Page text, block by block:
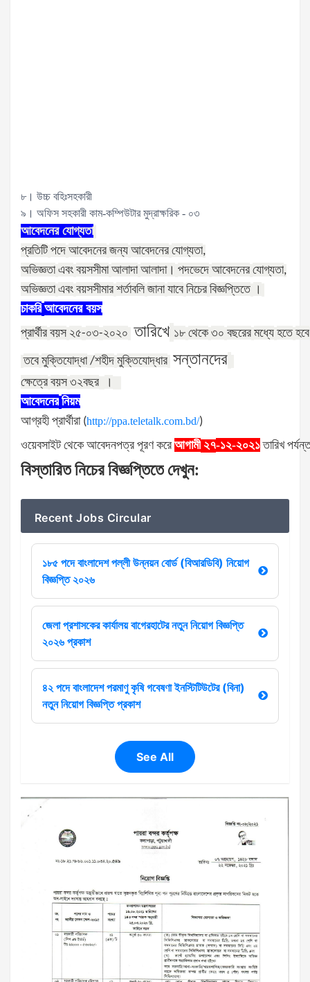
৮। উচ্চ বহিঃসহকারী
৯। অফিস সহকারী কাম-কম্পিউটার মুদ্রাক্ষরিক - ০৩
আবেদনের যোগ্যতা
প্রতিটি পদে আবেদনের জন্য আবেদনের যোগ্যতা,
অভিজ্ঞতা এবং বয়সসীমা আলাদা আলাদা। পদভেদে আবেদনের যোগ্যতা,
অভিজ্ঞতা এবং বয়সসীমার শর্তাবলি জানা যাবে নিচের বিজ্ঞপ্তিতে ।
চাকরি আবেদনের বয়স
প্রার্থীর বয়স ২৫-০৩-২০২০ তারিখে ১৮ থেকে ৩০ বছরের মধ্যে হতে হবে
তবে মুক্তিযোদ্ধা /শহীদ মুক্তিযোদ্ধার সন্তানদের
ক্ষেত্রে বয়স ৩২বছর
।
আবেদনের নিয়ম
আগ্রহী প্রার্থীরা(http://ppa.teletalk.com.bd/)
ওয়েবসাইট থেকে আবেদনপত্র পূরণ করে আগামী ২৭-১২-২০২১ তারিখ
বিস্তারিতনিচেরবিজ্ঞপ্তিতে দেখুন:
Recent Jobs Circular
১৮৫ পদে বাংলাদেশ পল্লী উন্নয়ন বোর্ড (বিআরডিবি) নিয়োগ
বিজ্ঞপ্তি ২০২৬
জেলা প্রশাসকের কার্যালয় বাগেরহাটের নতুন নিয়োগ বিজ্ঞপ্তি
২০২৬ প্রকাশ
৪২ পদে বাংলাদেশ পরমাণু কৃষি গবেষণা ইনস্টিটিউটের (বিনা)
নতুন নিয়োগ বিজ্ঞপ্তি প্রকাশ
See All